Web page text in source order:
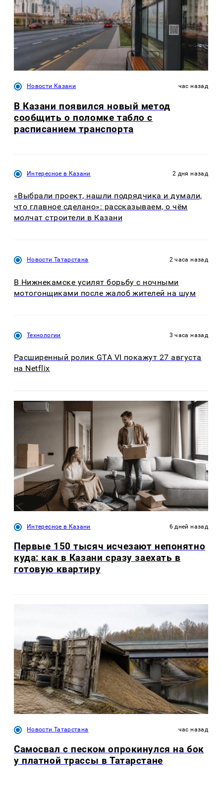
Новости Казани час назад
В Казани появился новый метод
сообщить о поломке табло с
расписанием транспорта
Интересное в Казани 2 дня назад
«Выбрали проект, нашли подрядчика и думали,
что главное сделано»: рассказываем, о чём
молчат строители в Казани
Новости Татарстана 2 часа назад
В Нижнекамске усилят борьбу с ночными
мотогонщиками после жалоб жителей на шум
Технологии 3 часа назад
Расширенный ролик GTA VI покажут 27 августа
на Netflix
Интересное в Казани 6 дней назад
Первые 150 тысяч исчезают непонятно
куда: как в Казани сразу заехать в
готовую квартиру
Новости Татарстана час назад
Самосвал с песком опрокинулся на бок
у платной трассы в Татарстане